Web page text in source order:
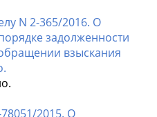
N 2-365/2016. О
задолженности
взыскания
2015. О